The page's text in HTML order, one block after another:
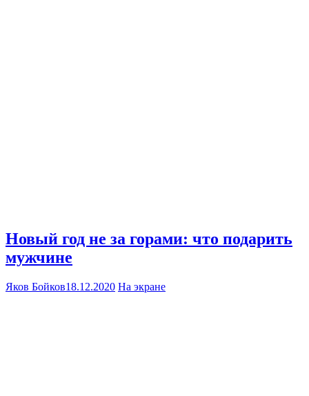
Новый год не за горами: что подарить
мужчине
Яков Бойков18.12.2020 На экране